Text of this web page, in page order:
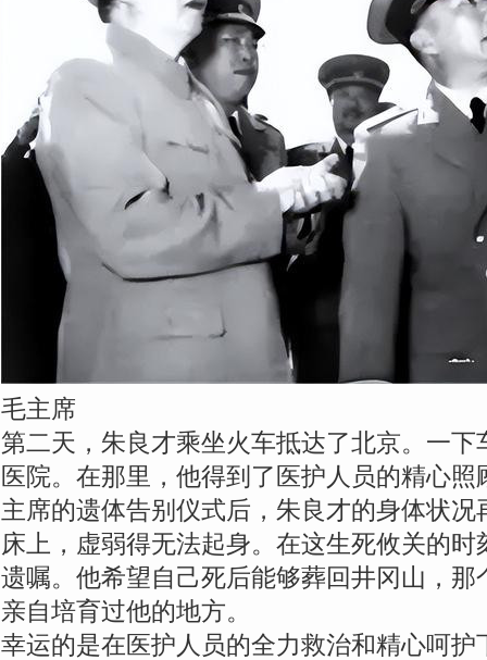
毛主席
第二天，朱良才乘坐火车抵达了北京。一下
医院。在那里，他得到了医护人员的精心
主席的遗体告别仪式后，朱良才的身体状
床上，虚弱得无法起身。在这生死攸关的
遗嘱。他希望自己死后能够葬回井冈山，
亲自培育过他的地方。
幸运的是在医护人员的全力救治和精心呵